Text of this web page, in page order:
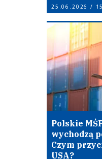
25.06.2026 /
Polskie
wychodzą
Czym
USA?